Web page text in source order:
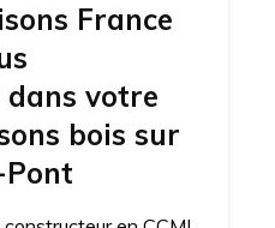
France
votre
bois sur